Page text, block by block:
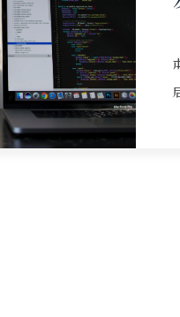
样式、使用
同时，脚本处理了拉黑后
过 UID 去重避免重复拉
建 Python 虚拟环境、
浏览器，并需将
文章最后强调该工具仅